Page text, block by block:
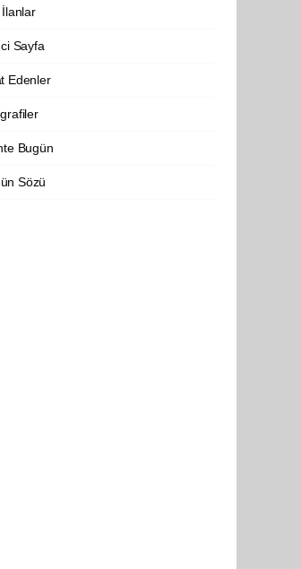
Sayfa
Edenler
Bugün
Sözü